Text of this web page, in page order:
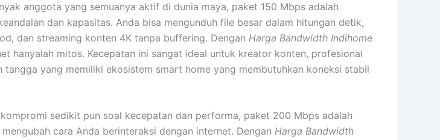
anggota yang semuanya aktif di dunia maya, paket 150 Mbps adalah
dan kapasitas. Anda bisa mengunduh file besar dalam hitungan detik,
dan streaming konten 4K tanpa buffering. Dengan Harga Bandwidth Indihome
hanyalah mitos. Kecepatan ini sangat ideal untuk kreator konten, profesional
yang memiliki ekosistem smart home yang membutuhkan koneksi stabil
sedikit pun soal kecepatan dan performa, paket 200 Mbps adalah
cara Anda berinteraksi dengan internet. Dengan Harga Bandwidth